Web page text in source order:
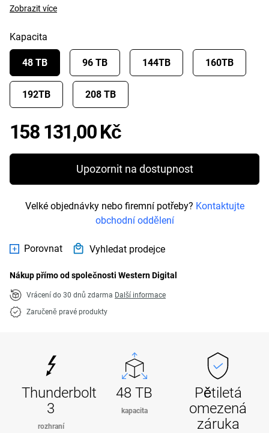
Zobrazit více
Kapacita
48 TB 96 TB 144TB 160TB
192TB 208 TB
158 131,00 KčPrice 158 131,00
Upozornit na dostupnost
Velké objednávky nebo firemní potřeby? Kontaktujte
obchodní oddělení
Porovnat Vyhledat prodejce
Nákup přímo od společnosti Western Digital
Vrácení do 30 dnů zdarma Další informace
Zaručeně pravé produkty
Thunderbolt
3
rozhraní
48 TB
kapacita
Pětiletá
omezená
záruka